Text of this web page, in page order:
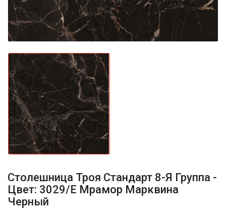
Столешница Троя Стандарт 8-Я Группа -
Цвет: 3029/E Мрамор Марквина
Черный